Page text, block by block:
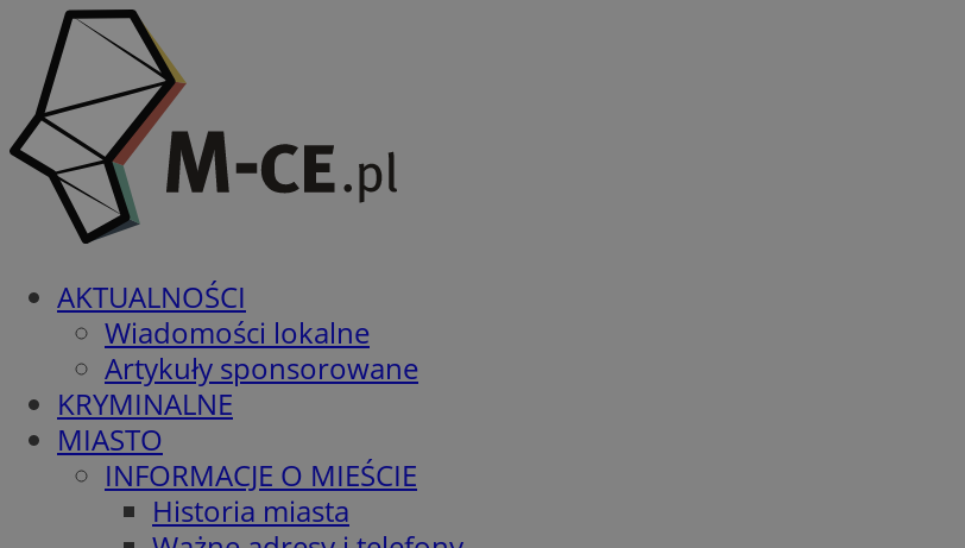
AKTUALNOŚCI
Wiadomości lokalne
Artykuły sponsorowane
KRYMINALNE
MIASTO
INFORMACJE O MIEŚCIE
Historia miasta